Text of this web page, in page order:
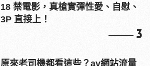
18 禁電影，真槍實彈性愛、自慰、
3P 直接上！
3
原來老司機都看這些？av網站流量